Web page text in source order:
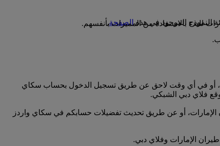
الصفحة.
للبدء بالاستفادة من المميزات بأنفسهم.
أو في أي وقت لاحق عن طريق تسجيل الدخول بحساب سكاي
فلاي دبي الشبكي.
الإمارات، أو عن طريق تحديث تفضيلات حسابكم في سكاي واردز
الإمارات وفلاي دبي.